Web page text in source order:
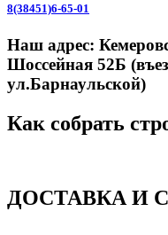
8(38451)6-65-01
Наш адрес:
Шоссейная 52Б
ул.Барнаульской)
Как собрать
ДОСТАВКА И